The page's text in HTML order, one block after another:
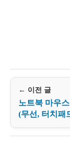
← 이전 글
노트북 마우
(무선, 터치패